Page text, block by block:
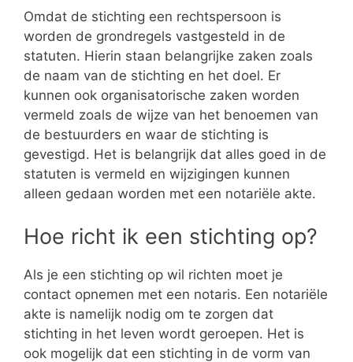
Omdat de stichting een rechtspersoon is
worden de grondregels vastgesteld in de
statuten. Hierin staan belangrijke zaken zoals
de naam van de stichting en het doel. Er
kunnen ook organisatorische zaken worden
vermeld zoals de wijze van het benoemen van
de bestuurders en waar de stichting is
gevestigd. Het is belangrijk dat alles goed in de
statuten is vermeld en wijzigingen kunnen
alleen gedaan worden met een notariële akte.
Hoe richt ik een stichting op?
Als je een stichting op wil richten moet je
contact opnemen met een notaris. Een notariële
akte is namelijk nodig om te zorgen dat
stichting in het leven wordt geroepen. Het is
ook mogelijk dat een stichting in de vorm van